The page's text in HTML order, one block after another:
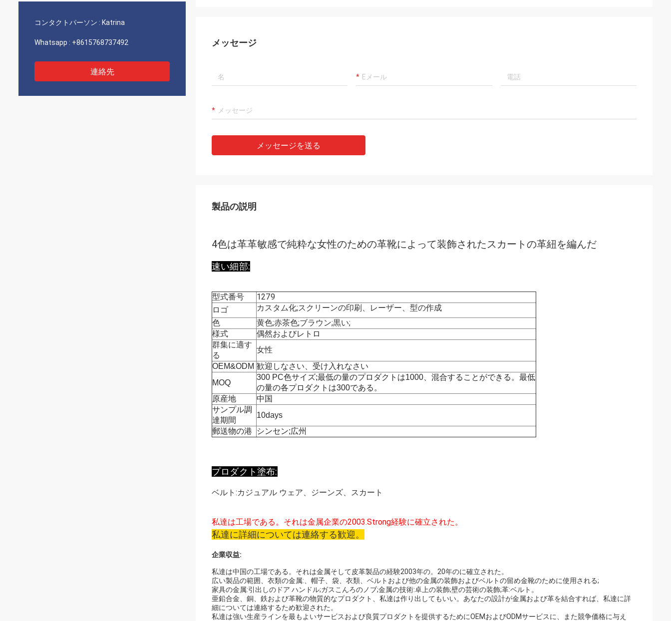
り、幅は通常約1.25〜1.5インチです。
コンタクトパーソン : Katrina
Whatsapp : +8615768737492
連絡先
メッセージ
メッセージを送る
製品の説明
4色は革革敏感で純粋な女性のための革靴によって装飾されたスカートの革紐を編んだ
速い細部:
型式番号
1279
ロゴ
カスタム化;スクリーンの印刷、レーザー、型の作成
色
黄色;赤茶色;ブラウン;黒い;
様式
偶然およびレトロ
群集に適す
る
女性
OEM&ODM 歓迎しなさい、受け入れなさい
MOQ
300 PC色サイズ;最低の量のプロダクトは1000、混合することができる。最低
の量の各プロダクトは300である。
原産地
中国
サンプル調
達期間
10days
郵送物の港
シンセン;広州
プロダクト塗布:
ベルト:カジュアル ウェア、ジーンズ、スカート
私達は工場である。それは金属企業の2003.Strong経験に確立された。
私達に詳細については連絡する歓迎。
企業収益:
私達は中国の工場である。それは金属そして皮革製品の経験2003年の。20年のに確立された。
広い製品の範囲、衣類の金属:、帽子、袋、衣類、ベルトおよび他の金属の装飾およびベルトの留め金靴のために使用される;
家具の金属:引出しのドア ハンドル;ガスこんろのノブ;金属の技術:卓上の装飾;壁の芸術の装飾;革:ベルト。
亜鉛合金、銅、鉄および革靴の物質的なプロダクト、私達は作り出してもいい。あなたの設計が金属および革を結合すれば、私達に詳
細については連絡するため歓迎された。
私達は強い生産ラインを最もよいサービスおよび良質プロダクトを提供するためにOEMおよびODMサービスに、また競争価格に与え